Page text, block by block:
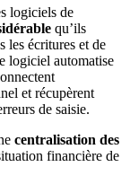
logiciels de
qu’ils
les écritures et de
logiciel automatise
et récupèrent
de saisie.
centralisation des
financière de